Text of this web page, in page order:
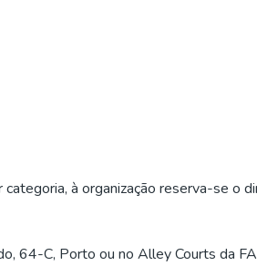
à organização reserva-se o
64-C, Porto ou no Alley Courts da